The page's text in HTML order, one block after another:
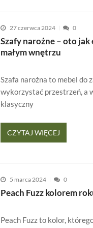
27 czerwca 2024 0
Szafy narożne – oto
małym wnętrzu
Szafa narożna to mebel do
wykorzystać przestrzeń, a
klasyczny
CZYTAJ WIĘCEJ
5 marca 2024 0
Peach Fuzz kolorem
Peach Fuzz to kolor,